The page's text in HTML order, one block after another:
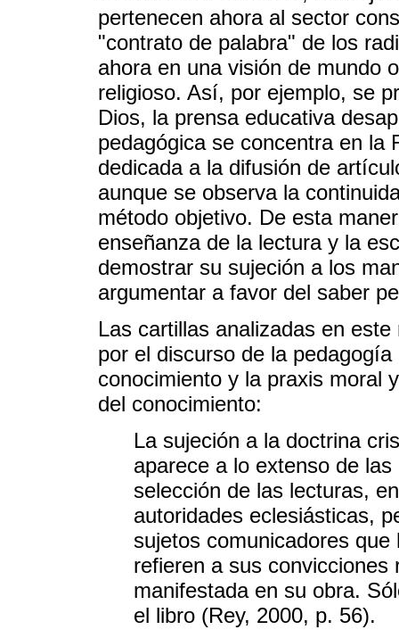
pertenecen ahora al sector
"contrato de palabra" de los
ahora en una visión de mundo
religioso. Así, por ejemplo, se
Dios, la prensa educativa
pedagógica se concentra en la
dedicada a la difusión de
aunque se observa la
método objetivo. De esta
enseñanza de la lectura y la
demostrar su sujeción a los
argumentar a favor del saber
Las cartillas analizadas en
por el discurso de la
conocimiento y la praxis moral
del conocimiento:
La sujeción a la doctrina
aparece a lo extenso de
selección de las lecturas,
autoridades eclesiásticas,
sujetos comunicadores
refieren a sus convicciones
manifestada en su obra.
el libro (Rey, 2000, p. 56).